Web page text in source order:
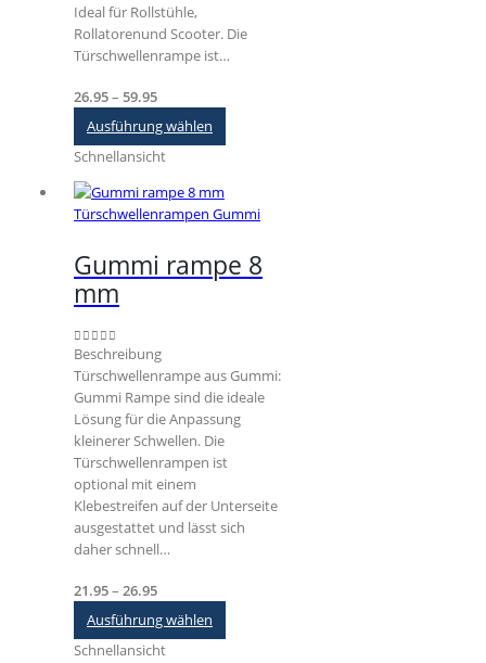
Ideal für Rollstühle,
Rollatorenund Scooter. Die
Türschwellenrampe ist…
26.95– 59.95Preisspanne:
€26.95
bis
€59.95
Ausführung wählen
Varianten
auf.
Optionen
gewählt
werden
Schnellansicht
Türschwellenrampen Gummi
Gummi rampe 8
mm
0out of 5
Beschreibung
Türschwellenrampe aus Gummi:
Gummi Rampe sind die ideale
Lösung für die Anpassung
kleinerer Schwellen. Die
Türschwellenrampen ist
optional mit einem
Klebestreifen auf der Unterseite
ausgestattet und lässt sich
daher schnell…
21.95– 26.95Preisspanne:
€21.95
bis
€26.95
Ausführung wählen
Schnellansicht